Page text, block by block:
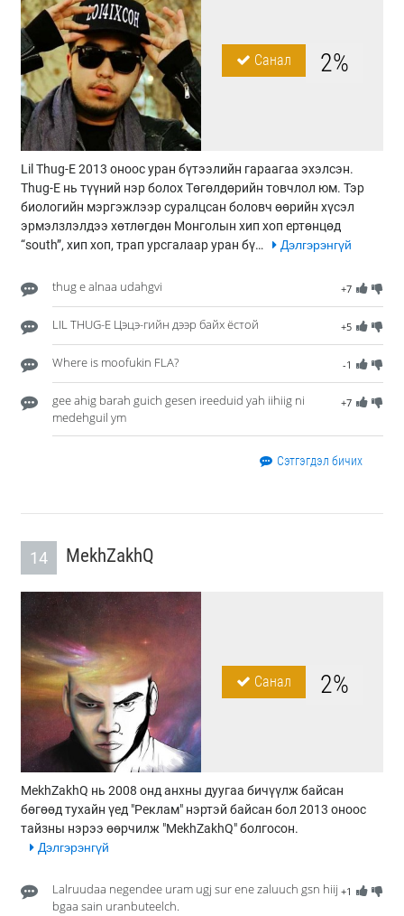
Санал 2%
Lil Thug-E 2013 оноос уран бүтээлийн гараагаа эхэлсэн.
Thug-E нь түүний нэр болох Төгөлдөрийн товчлол юм. Тэр
биологийн мэргэжлээр суралцсан боловч өөрийн хүсэл
эрмэлзлэлдээ хөтлөгдөн Монголын хип хоп ертөнцөд
“south”, хип хоп, трап урсгалаар уран бү…
Дэлгэрэнгүй
+7
thug e alnaa udahgvi
+5
LIL THUG-E Цэцэ-гийн дээр байх ёстой
-1
Where is moofukin FLA?
+7
gee ahig barah guich gesen ireeduid yah iihiig ni
medehguil ym
Сэтгэгдэл бичих
14 MekhZakhQ
Санал 2%
MekhZakhQ нь 2008 онд анхны дуугаа бичүүлж байсан
бөгөөд тухайн үед "Реклам" нэртэй байсан бол 2013 оноос
тайзны нэрээ өөрчилж "MekhZakhQ" болгосон.
Дэлгэрэнгүй
+1
Lalruudaa negendee uram ugj sur ene zaluuch gsn hiij
bgaa sain uranbuteelch.